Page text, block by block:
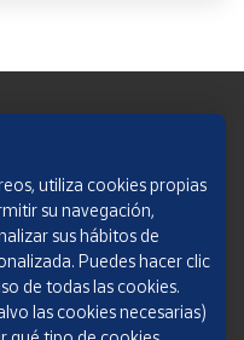
utiliza cookies propias
su navegación,
sus hábitos de
Puedes hacer clic
de todas las cookies.
las cookies necesarias)